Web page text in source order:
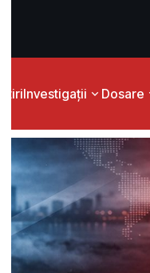
ȘtiriInvestigații Dosare